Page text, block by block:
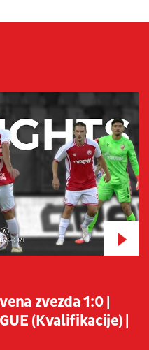
zvezda 1:0 |
(Kvalifikacije) |